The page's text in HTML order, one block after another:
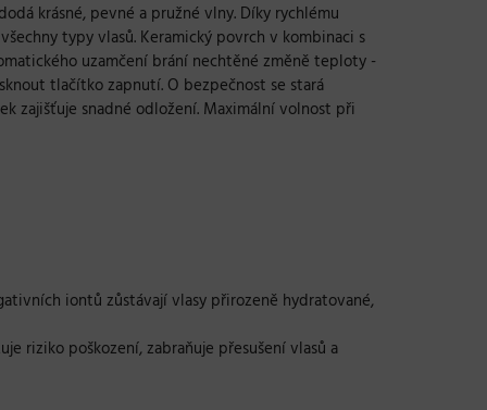
krásné, pevné a pružné vlny. Díky rychlému
všechny typy vlasů. Keramický povrch v kombinaci s
uzamčení brání nechtěné změně teploty -
tlačítko zapnutí. O bezpečnost se stará
zajišťuje snadné odložení. Maximální volnost při
iontů zůstávají vlasy přirozeně hydratované,
riziko poškození, zabraňuje přesušení vlasů a